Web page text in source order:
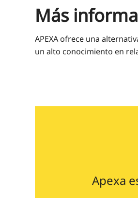
Más
APEXA ofrece una
un alto conocimiento en
Apexa